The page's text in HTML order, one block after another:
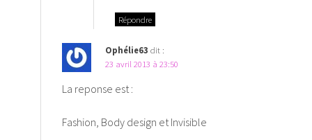
Répondre
Ophélie63 dit :
23 avril 2013 à 23:50
La reponse est :
Fashion, Body design et Invisible